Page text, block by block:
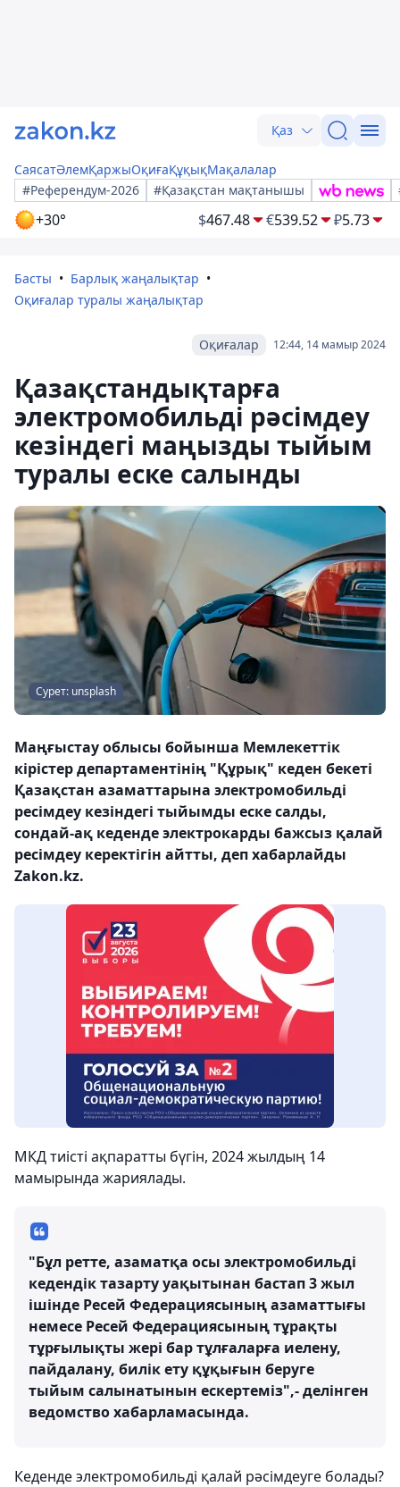
Қаз
СаясатӘлемҚаржыОқиғаҚұқықМақалалар
#Референдум-2026
#Қазақстан мақтанышы
+30° $467.48 €539.52 ₽5.73
Басты
Барлық жаңалықтар
Оқиғалар туралы жаңалықтар
12:44, 14 мамыр 2024
Оқиғалар
Қазақстандықтарға
электромобильді рәсімдеу
кезіндегі маңызды тыйым
туралы еске салынды
Сурет: unsplash
Маңғыстау облысы бойынша Мемлекеттік
кірістер департаментінің "Құрық" кеден бекеті
Қазақстан азаматтарына электромобильді
ресімдеу кезіндегі тыйымды еске салды,
сондай-ақ кеденде электрокарды бажсыз қалай
ресімдеу керектігін айтты, деп хабарлайды
Zakon.kz.
МКД тиісті ақпаратты бүгін, 2024 жылдың 14
мамырында жариялады.
"Бұл ретте, азаматқа осы электромобильді
кедендік тазарту уақытынан бастап 3 жыл
ішінде Ресей Федерациясының азаматтығы
немесе Ресей Федерациясының тұрақты
тұрғылықты жері бар тұлғаларға иелену,
пайдалану, билік ету құқығын беруге
тыйым салынатынын ескертеміз",- делінген
ведомство хабарламасында.
Кеденде электромобильді қалай рәсімдеуге болады?